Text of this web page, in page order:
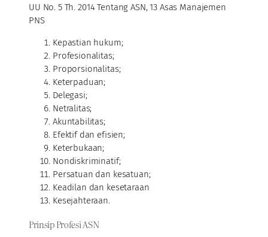
UU No. 5 Th. 2014 Tentang ASN, 13 Asas Manajemen
PNS
Kepastian hukum;
Profesionalitas;
Proporsionalitas;
Keterpaduan;
Delegasi;
Netralitas;
Akuntabilitas;
Efektif dan efisien;
Keterbukaan;
Nondiskriminatif;
Persatuan dan kesatuan;
Keadilan dan kesetaraan
Kesejahteraan.
Prinsip Profesi ASN